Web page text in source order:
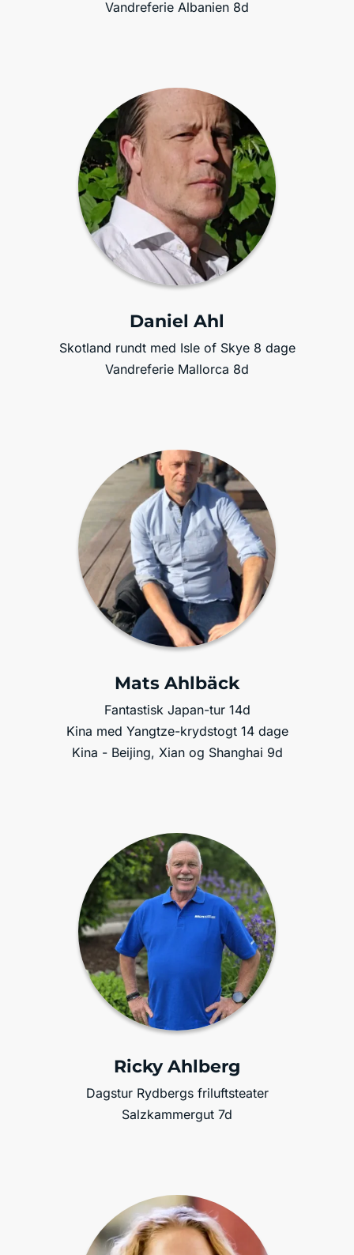
Vandreferie Albanien 8d
Daniel Ahl
Skotland rundt med Isle of Skye 8 dage
Vandreferie Mallorca 8d
Mats Ahlbäck
Fantastisk Japan-tur 14d
Kina med Yangtze-krydstogt 14 dage
Kina - Beijing, Xian og Shanghai 9d
Ricky Ahlberg
Dagstur Rydbergs friluftsteater
Salzkammergut 7d